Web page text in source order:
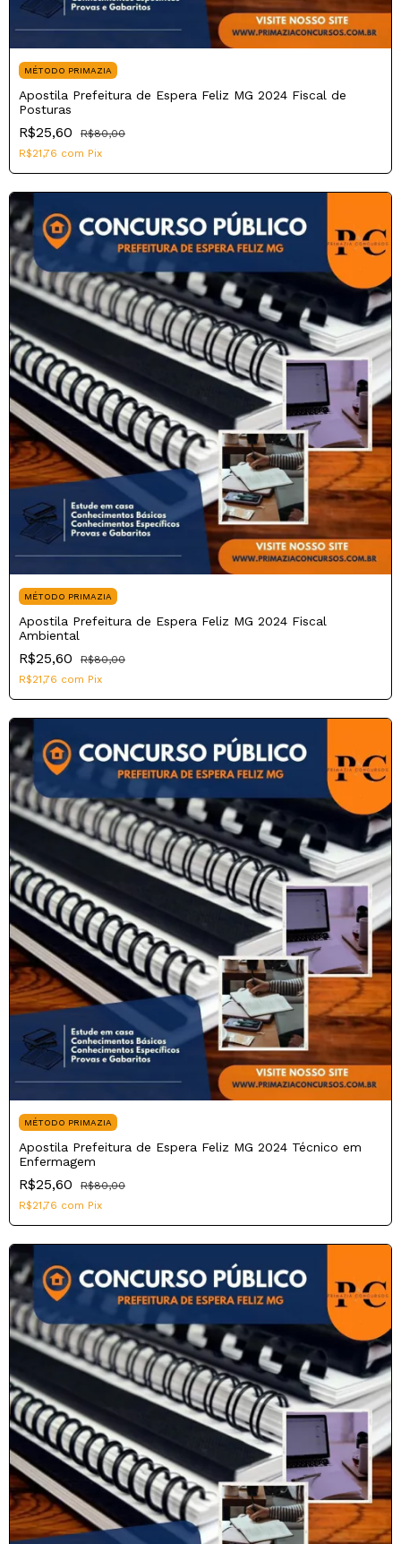
MÉTODO PRIMAZIA
Apostila Prefeitura de Espera Feliz MG 2024 Fiscal de
Posturas
R$25,60
R$80,00
R$21,76 com Pix
MÉTODO PRIMAZIA
Apostila Prefeitura de Espera Feliz MG 2024 Fiscal
Ambiental
R$25,60
R$80,00
R$21,76 com Pix
MÉTODO PRIMAZIA
Apostila Prefeitura de Espera Feliz MG 2024 Técnico em
Enfermagem
R$25,60
R$80,00
R$21,76 com Pix